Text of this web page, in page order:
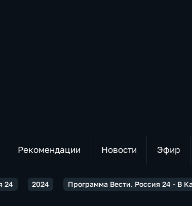
Рекомендации Новости Эфир
24 2024 Программа Вести. Россия 24 - В